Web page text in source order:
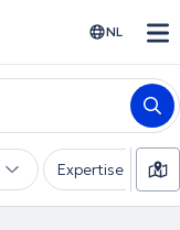
NL
Expertise